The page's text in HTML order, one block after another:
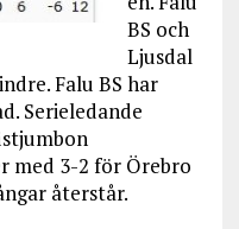
BS och
Ljusdal
Falu BS har
Serieledande
med 3-2 för Örebro
återstår.